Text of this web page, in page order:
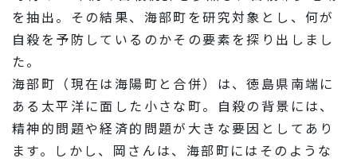
を抽出。その結果、海部町を研究対象とし、何が
自殺を予防しているのかその要素を探り出しまし
た。
海部町（現在は海陽町と合併）は、徳島県南端に
ある太平洋に面した小さな町。自殺の背景には、
精神的問題や経済的問題が大きな要因としてあり
ます。しかし、岡さんは、海部町にはそのような